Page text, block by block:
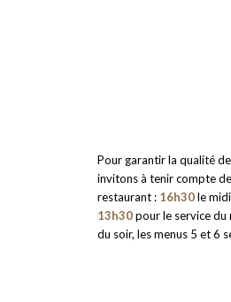
Pour garantir la qualité
invitons à tenir compte
restaurant : 16h30le
13h30pour le service
du soir, les menus 5 et 6